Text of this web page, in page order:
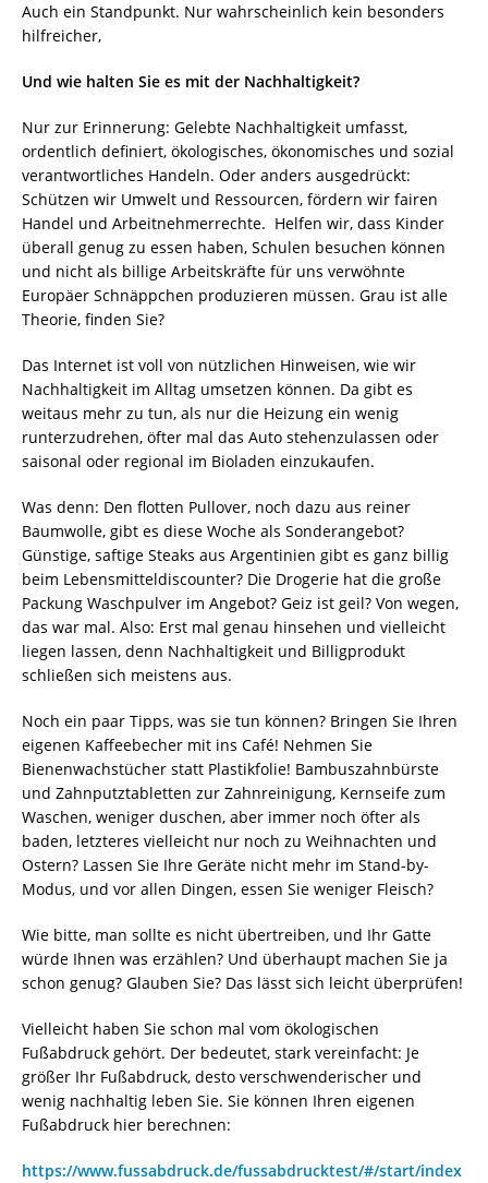
Auch ein Standpunkt. Nur wahrscheinlich kein besonders
hilfreicher,
Und wie halten Sie es mit der Nachhaltigkeit?
Nur zur Erinnerung: Gelebte Nachhaltigkeit umfasst,
ordentlich definiert, ökologisches, ökonomisches und sozial
verantwortliches Handeln. Oder anders ausgedrückt:
Schützen wir Umwelt und Ressourcen, fördern wir fairen
Handel und Arbeitnehmerrechte. Helfen wir, dass Kinder
überall genug zu essen haben, Schulen besuchen können
und nicht als billige Arbeitskräfte für uns verwöhnte
Europäer Schnäppchen produzieren müssen. Grau ist alle
Theorie, finden Sie?
Das Internet ist voll von nützlichen Hinweisen, wie wir
Nachhaltigkeit im Alltag umsetzen können. Da gibt es
weitaus mehr zu tun, als nur die Heizung ein wenig
runterzudrehen, öfter mal das Auto stehenzulassen oder
saisonal oder regional im Bioladen einzukaufen.
Was denn: Den flotten Pullover, noch dazu aus reiner
Baumwolle, gibt es diese Woche als Sonderangebot?
Günstige, saftige Steaks aus Argentinien gibt es ganz billig
beim Lebensmitteldiscounter? Die Drogerie hat die große
Packung Waschpulver im Angebot? Geiz ist geil? Von wegen,
das war mal. Also: Erst mal genau hinsehen und vielleicht
liegen lassen, denn Nachhaltigkeit und Billigprodukt
schließen sich meistens aus.
Noch ein paar Tipps, was sie tun können? Bringen Sie Ihren
eigenen Kaffeebecher mit ins Café! Nehmen Sie
Bienenwachstücher statt Plastikfolie! Bambuszahnbürste
und Zahnputztabletten zur Zahnreinigung, Kernseife zum
Waschen, weniger duschen, aber immer noch öfter als
baden, letzteres vielleicht nur noch zu Weihnachten und
Ostern? Lassen Sie Ihre Geräte nicht mehr im Stand-by-
Modus, und vor allen Dingen, essen Sie weniger Fleisch?
Wie bitte, man sollte es nicht übertreiben, und Ihr Gatte
würde Ihnen was erzählen? Und überhaupt machen Sie ja
schon genug? Glauben Sie? Das lässt sich leicht überprüfen!
Vielleicht haben Sie schon mal vom ökologischen
Fußabdruck gehört. Der bedeutet, stark vereinfacht: Je
größer Ihr Fußabdruck, desto verschwenderischer und
wenig nachhaltig leben Sie. Sie können Ihren eigenen
Fußabdruck hier berechnen:
https://www.fussabdruck.de/fussabdrucktest/#/start/index